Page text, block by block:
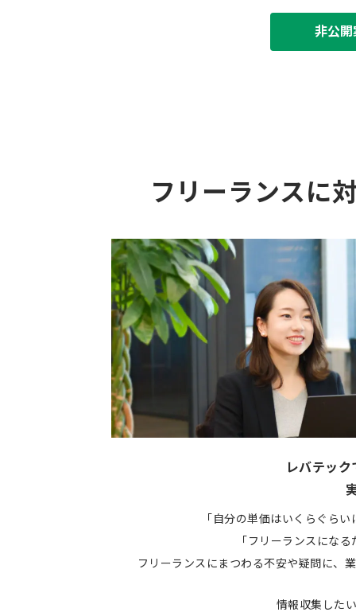
非公
フリーランスに
レバテッ
「自分の単価はいくらぐら
「フリーランスにな
フリーランスにまつわる不安や疑問に、
情報収集した